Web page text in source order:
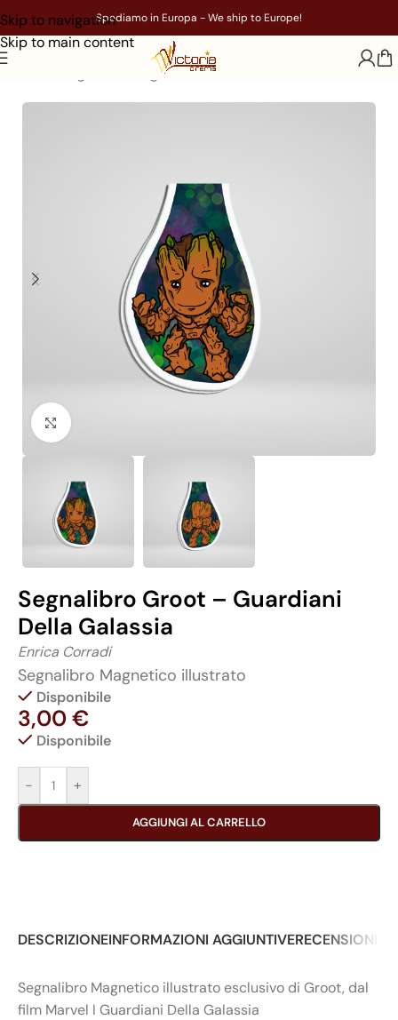
Skip to navigation
Skip to main content
Spediamo in Europa - We ship to Europe!
Segnalibri magnetici
Click to enlarge
Segnalibro Groot – Guardiani
Della Galassia
Enrica Corradi
Segnalibro Magnetico illustrato
Disponibile
3,00€
Disponibile
- +
AGGIUNGI AL CARRELLO
DESCRIZIONEINFORMAZIONI AGGIUNTIVERECENSIONI
Segnalibro Magnetico illustrato esclusivo di Groot, dal
film Marvel I Guardiani Della Galassia